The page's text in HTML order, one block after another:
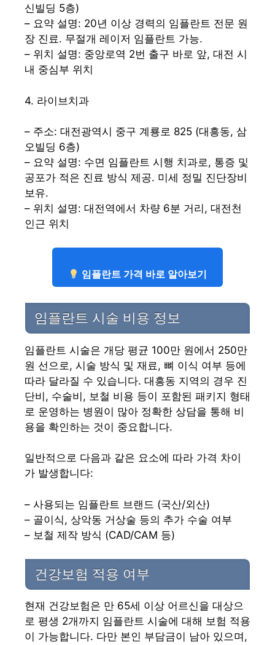
신빌딩 5층)
– 요약 설명: 20년 이상 경력의 임플란트 전문 원
장 진료. 무절개 레이저 임플란트 가능.
– 위치 설명: 중앙로역 2번 출구 바로 앞, 대전 시
내 중심부 위치
4. 라이브치과
– 주소: 대전광역시 중구 계룡로 825 (대흥동, 삼
오빌딩 6층)
– 요약 설명: 수면 임플란트 시행 치과로, 통증 및
공포가 적은 진료 방식 제공. 미세 정밀 진단장비
보유.
– 위치 설명: 대전역에서 차량 6분 거리, 대전천
인근 위치
임플란트 가격 바로 알아보기
임플란트 시술 비용 정보
임플란트 시술은 개당 평균 100만 원에서 250만
원 선으로, 시술 방식 및 재료, 뼈 이식 여부 등에
따라 달라질 수 있습니다. 대흥동 지역의 경우 진
단비, 수술비, 보철 비용 등이 포함된 패키지 형태
로 운영하는 병원이 많아 정확한 상담을 통해 비
용을 확인하는 것이 중요합니다.
일반적으로 다음과 같은 요소에 따라 가격 차이
가 발생합니다:
– 사용되는 임플란트 브랜드 (국산/외산)
– 골이식, 상악동 거상술 등의 추가 수술 여부
– 보철 제작 방식 (CAD/CAM 등)
건강보험 적용 여부
현재 건강보험은 만 65세 이상 어르신을 대상으
로 평생 2개까지 임플란트 시술에 대해 보험 적용
이 가능합니다. 다만 본인 부담금이 남아 있으며,